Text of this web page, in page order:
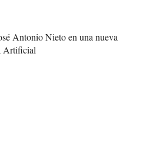
Antonio Nieto en una nueva
Artificial